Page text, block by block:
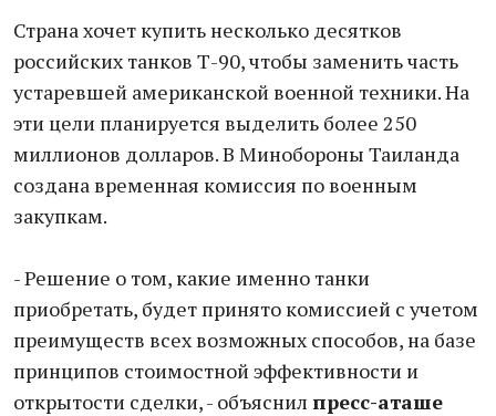
Страна хочет купить несколько десятков
российских танков Т-90, чтобы заменить часть
устаревшей американской военной техники. На
эти цели планируется выделить более 250
миллионов долларов. В Минобороны Таиланда
создана временная комиссия по военным
закупкам.
- Решение о том, какие именно танки
приобретать, будет принято комиссией с учетом
преимуществ всех возможных способов, на базе
принципов стоимостной эффективности и
открытости сделки, - объяснил пресс-аташе